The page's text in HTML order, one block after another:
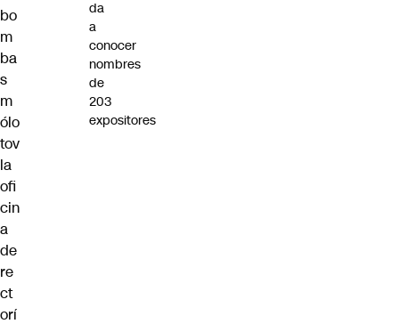
bo
m
ba
s
m
ólo
tov
la
ofi
cin
a
de
re
ct
orí
da
a
conocer
nombres
de
203
expositores